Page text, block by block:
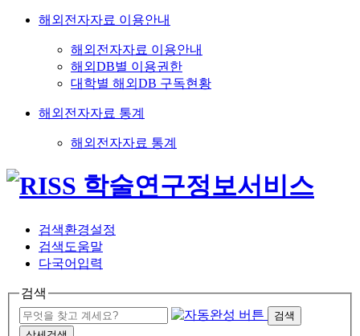
해외전자자료 이용안내
해외전자자료 이용안내
해외DB별 이용권한
대학별 해외DB 구독현황
해외전자자료 통계
해외전자자료 통계
검색환경설정
검색도움말
다국어입력
검색
검색